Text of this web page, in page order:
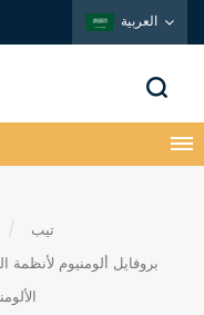
العربية
تيب /
بروفايل ألومنيوم لأنظمة